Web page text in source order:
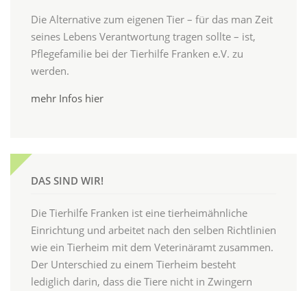
Die Alternative zum eigenen Tier – für das man Zeit
seines Lebens Verantwortung tragen sollte – ist,
Pflegefamilie bei der Tierhilfe Franken e.V. zu
werden.
mehr Infos hier
DAS SIND WIR!
Die Tierhilfe Franken ist eine tierheimähnliche
Einrichtung und arbeitet nach den selben Richtlinien
wie ein Tierheim mit dem Veterinäramt zusammen.
Der Unterschied zu einem Tierheim besteht
lediglich darin, dass die Tiere nicht in Zwingern